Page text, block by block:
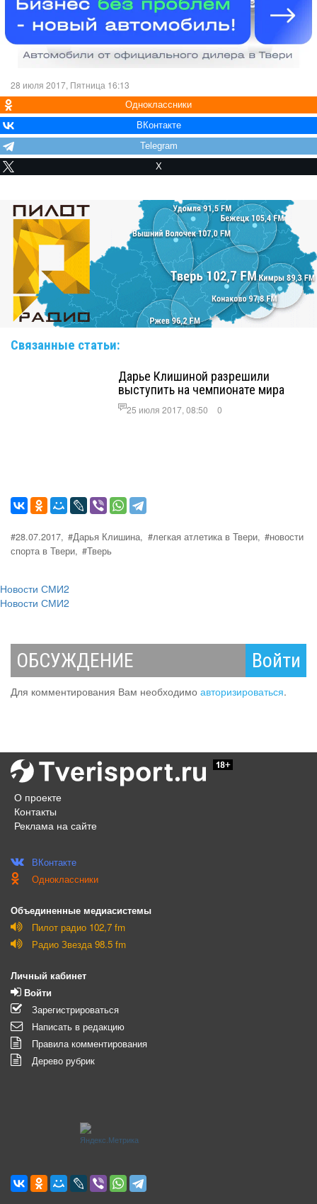
28 июля 2017, Пятница 16:13
Одноклассники
ВКонтакте
Telegram
X
Связанные статьи:
Дарье Клишиной разрешили
выступить на чемпионате мира
25 июля 2017, 08:50 0
#28.07.2017, #Дарья Клишина, #легкая атлетика в Твери, #новости
спорта в Твери, #Тверь
Новости СМИ2
Новости СМИ2
ОБСУЖДЕНИЕ Войти
Для комментирования Вам необходимо авторизироваться.
О проекте
Контакты
Реклама на сайте
ВКонтакте
Одноклассники
Объединенные медиасистемы
Пилот радио 102,7 fm
Радио Звезда 98.5 fm
Личный кабинет
Войти
Зарегистрироваться
Написать в редакцию
Правила комментирования
Дерево рубрик